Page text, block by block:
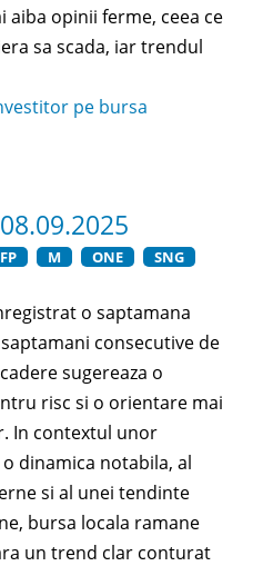
aiba opinii ferme, ceea ce
sa scada, iar trendul
pe bursa
FP M ONE
SNG
o saptamana
consecutive de
sugereaza o
risc si o orientare mai
In contextul unor
dinamica notabila, al
si al unei tendinte
bursa locala ramane
un trend clar conturat